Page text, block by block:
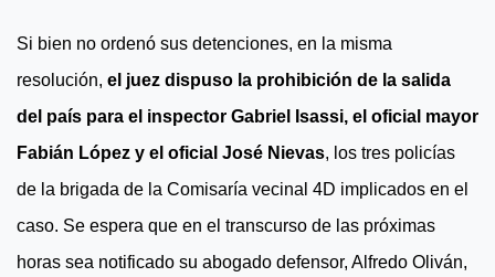
Si bien no ordenó sus detenciones, en la misma
resolución, el juez dispuso la prohibición de la salida
del país para el inspector Gabriel Isassi, el oficial mayor
Fabián López y el oficial José Nievas, los tres policías
de la brigada de la Comisaría vecinal 4D implicados en el
caso. Se espera que en el transcurso de las próximas
horas sea notificado su abogado defensor, Alfredo Oliván,